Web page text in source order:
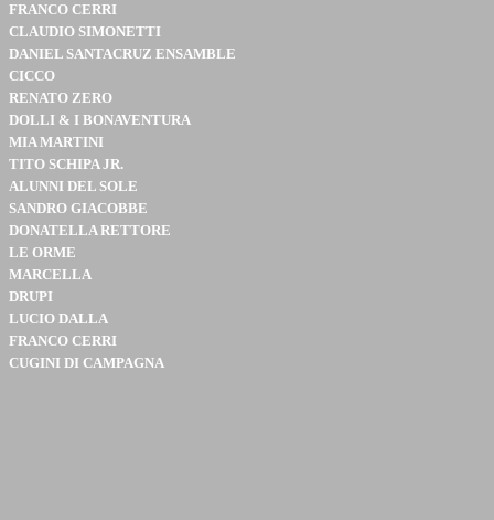
FRANCO CERRI
CLAUDIO SIMONETTI
DANIEL SANTACRUZ ENSAMBLE
CICCO
RENATO ZERO
DOLLI & I BONAVENTURA
MIA MARTINI
TITO SCHIPA JR.
ALUNNI DEL SOLE
SANDRO GIACOBBE
DONATELLA RETTORE
LE ORME
MARCELLA
DRUPI
LUCIO DALLA
FRANCO CERRI
CUGINI DI CAMPAGNA